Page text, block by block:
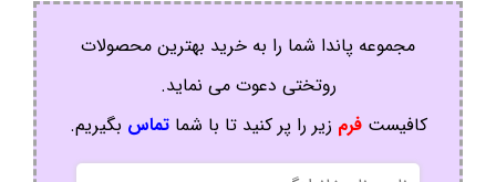
اینستاگرام: panda_khab@
ایمیل:pandakhab@gmail.com